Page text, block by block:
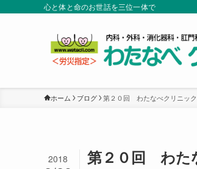
心と体と命のお世話を三位一体で
ホーム ブログ 第２０回 わたなべクリニッ
第２０回 わた
2018